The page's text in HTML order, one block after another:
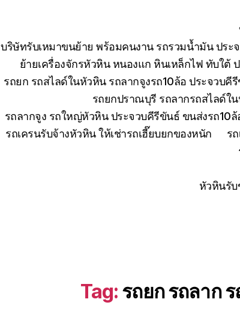
บริษัทรับเหมาขนย้าย พร้อมคนงาน รถรวมน้ำมัน ประ
ย้ายเครื่องจักรหัวหิน หนองแก หินเหล็กไฟ ทับใต้
รถยก รถสไลด์ในหัวหิน รถลากจูงรถ10ล้อ ประจวบคี
รถยกปราณบุรี รถลากรถสไลด์ใ
รถลากจูง รถใหญ่หัวหิน ประจวบคีรีขันธ์ ขนส่งรถ10
รถเครนรับจ้างหัวหิน ให้เช่ารถเฮี๊ยบยกของหนัก
ร
หัวหินรับ
Tag: รถยก รถลาก